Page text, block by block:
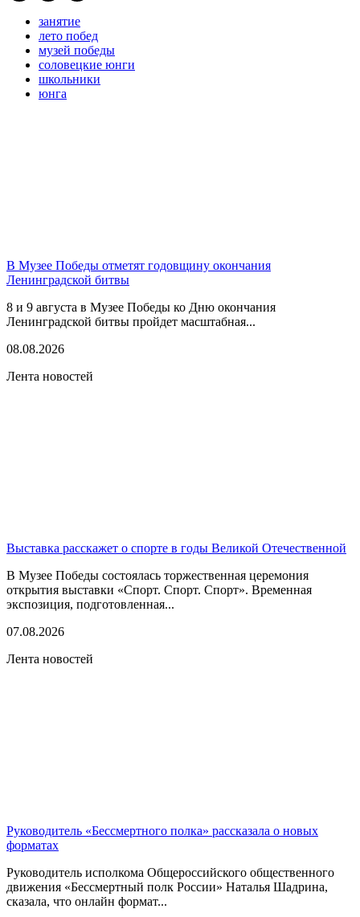
занятие
лето побед
музей победы
соловецкие юнги
школьники
юнга
В Музее Победы отметят годовщину окончания
Ленинградской битвы
8 и 9 августа в Музее Победы ко Дню окончания
Ленинградской битвы пройдет масштабная...
08.08.2026
Лента новостей
Выставка расскажет о спорте в годы Великой Отечественной
В Музее Победы состоялась торжественная церемония
открытия выставки «Спорт. Спорт. Спорт». Временная
экспозиция, подготовленная...
07.08.2026
Лента новостей
Руководитель «Бессмертного полка» рассказала о новых
форматах
Руководитель исполкома Общероссийского общественного
движения «Бессмертный полк России» Наталья Шадрина,
сказала, что онлайн формат...